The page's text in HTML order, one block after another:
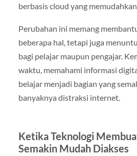
berbasis cloud yang
Perubahan ini memang
beberapa hal, tetapi juga
bagi pelajar maupun pengajar.
waktu, memahami informasi
belajar menjadi bagian yang
banyaknya distraksi internet.
Ketika Teknologi
Semakin Mudah Diakses